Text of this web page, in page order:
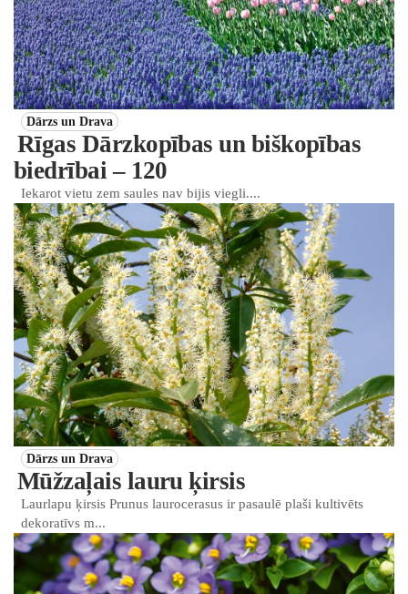
Dārzs un Drava
Rīgas Dārzkopības un biškopības
biedrībai – 120
Iekarot vietu zem saules nav bijis viegli....
Dārzs un Drava
Mūžzaļais lauru ķirsis
Laurlapu ķirsis Prunus laurocerasus ir pasaulē plaši kultivēts
dekoratīvs m...